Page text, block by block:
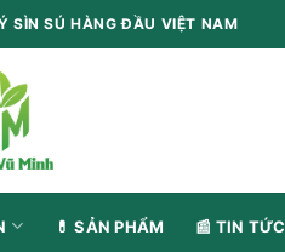
SÌN SÚ HÀNG ĐẦU VIỆT NAM
💊 SẢN PHẨM 📰 TIN TỨC